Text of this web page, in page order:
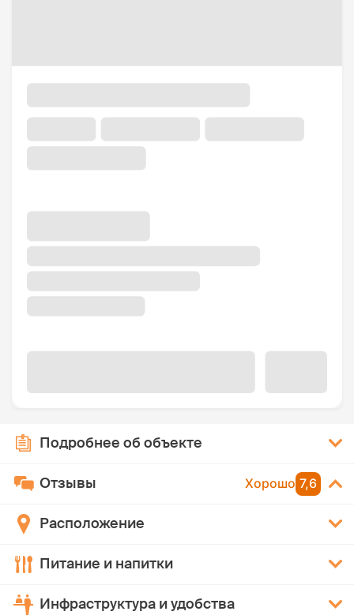
Подробнее об объекте
Отзывы Хорошо 7,6
Расположение
Питание и напитки
Инфраструктура и удобства